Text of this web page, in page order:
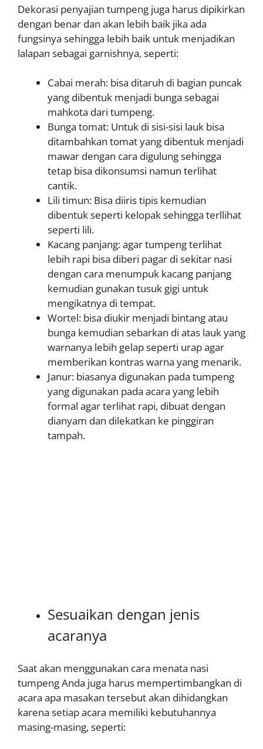
Dekorasi penyajian tumpeng juga harus dipikirkan
dengan benar dan akan lebih baik jika ada
fungsinya sehingga lebih baik untuk menjadikan
lalapan sebagai garnishnya, seperti:
Cabai merah: bisa ditaruh di bagian puncak
yang dibentuk menjadi bunga sebagai
mahkota dari tumpeng.
Bunga tomat: Untuk di sisi-sisi lauk bisa
ditambahkan tomat yang dibentuk menjadi
mawar dengan cara digulung sehingga
tetap bisa dikonsumsi namun terlihat
cantik.
Lili timun: Bisa diiris tipis kemudian
dibentuk seperti kelopak sehingga terllihat
seperti lili.
Kacang panjang: agar tumpeng terlihat
lebih rapi bisa diberi pagar di sekitar nasi
dengan cara menumpuk kacang panjang
kemudian gunakan tusuk gigi untuk
mengikatnya di tempat.
Wortel: bisa diukir menjadi bintang atau
bunga kemudian sebarkan di atas lauk yang
warnanya lebih gelap seperti urap agar
memberikan kontras warna yang menarik.
Janur: biasanya digunakan pada tumpeng
yang digunakan pada acara yang lebih
formal agar terlihat rapi, dibuat dengan
dianyam dan dilekatkan ke pinggiran
tampah.
Sesuaikan dengan jenis
acaranya
Saat akan menggunakan cara menata nasi
tumpeng Anda juga harus mempertimbangkan di
acara apa masakan tersebut akan dihidangkan
karena setiap acara memiliki kebutuhannya
masing-masing, seperti: